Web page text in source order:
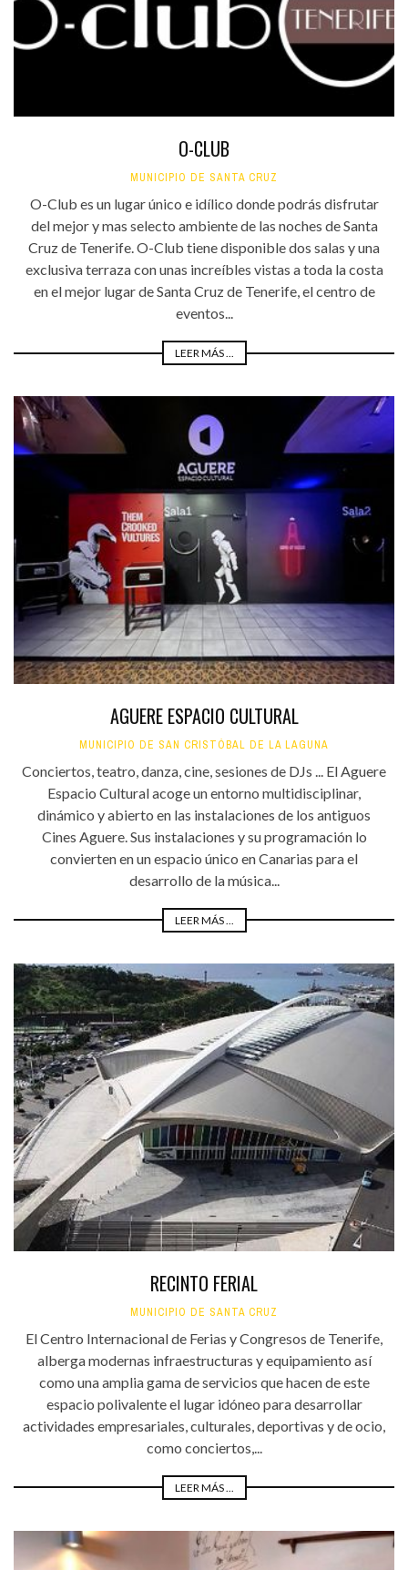
O-CLUB
MUNICIPIO DE SANTA CRUZ
O-Club es un lugar único e idílico donde podrás disfrutar
del mejor y mas selecto ambiente de las noches de Santa
Cruz de Tenerife. O-Club tiene disponible dos salas y una
exclusiva terraza con unas increíbles vistas a toda la costa
en el mejor lugar de Santa Cruz de Tenerife, el centro de
eventos...
LEER MÁS ...
AGUERE ESPACIO CULTURAL
MUNICIPIO DE SAN CRISTÓBAL DE LA LAGUNA
Conciertos, teatro, danza, cine, sesiones de DJs ... El Aguere
Espacio Cultural acoge un entorno multidisciplinar,
dinámico y abierto en las instalaciones de los antiguos
Cines Aguere. Sus instalaciones y su programación lo
convierten en un espacio único en Canarias para el
desarrollo de la música...
LEER MÁS ...
RECINTO FERIAL
MUNICIPIO DE SANTA CRUZ
El Centro Internacional de Ferias y Congresos de Tenerife,
alberga modernas infraestructuras y equipamiento así
como una amplia gama de servicios que hacen de este
espacio polivalente el lugar idóneo para desarrollar
actividades empresariales, culturales, deportivas y de ocio,
como conciertos,...
LEER MÁS ...